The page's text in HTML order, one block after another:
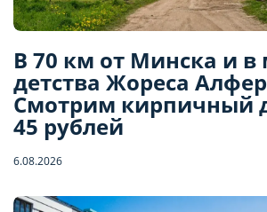
В 70 км от Минска и в
детства Жореса
Смотрим кирпичный
45 рублей
6.08.2026